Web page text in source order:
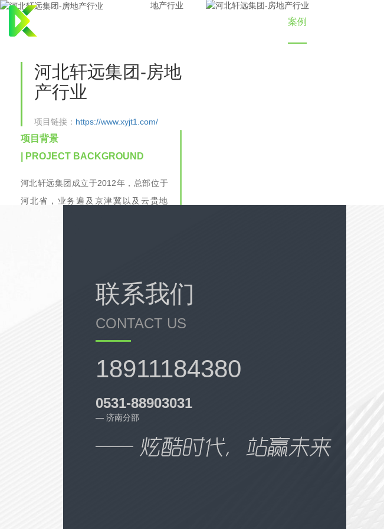
案例
河北轩远集团-房地
产行业
项目链接： https://www.xyjt1.com/
项目背景
| PROJECT BACKGROUND
河北轩远集团成立于2012年，总部位于
河北省，业务遍及京津冀以及云贵地
跨区域的多元化集团。
Hebei hin far group was founded in
2012, the headquarters is located in
hebei province, operates in beijing-
tianjin-hebei and yunnan-guizhou
main business, amusement equipment
annatto furniture manufacturing,
联系我们
CONTACT US
18911184380
0531-88903031
— 济南分部